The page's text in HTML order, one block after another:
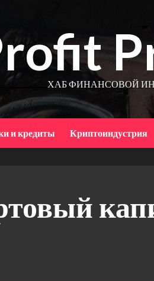
ХАБ ФИНАНСОВОЙ
и кредиты Криптоиндустрия